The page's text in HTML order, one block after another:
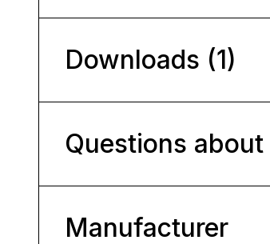
Downloads (1)
Questions
Manufacturer